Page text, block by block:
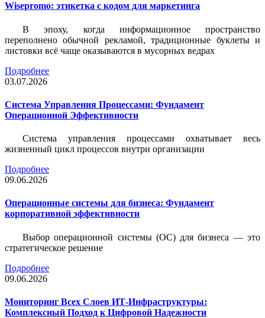
Wisepromo: этикетка c кодом для маркетинга
В эпоху, когда информационное пространство
переполнено обычной рекламой, традиционные буклеты и
листовки всё чаще оказываются в мусорных ведрах
Подробнее
03.07.2026
Система Управления Процессами: Фундамент
Операционной Эффективности
Система управления процессами охватывает весь
жизненный цикл процессов внутри организации
Подробнее
09.06.2026
Операционные системы для бизнеса: Фундамент
корпоративной эффективности
Выбор операционной системы (ОС) для бизнеса — это
стратегическое решение
Подробнее
09.06.2026
Мониторинг Всех Слоев ИТ-Инфраструктуры:
Комплексный Подход к Цифровой Надежности